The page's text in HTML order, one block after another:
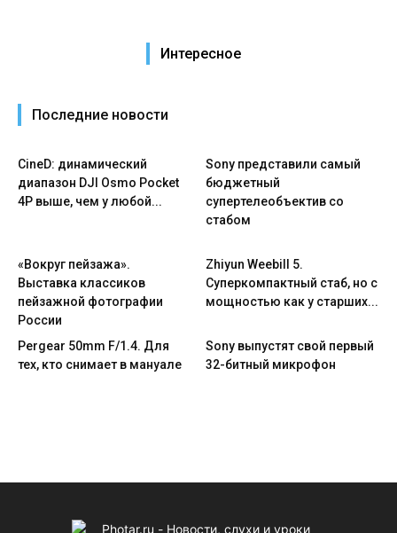
Интересное
Последние новости
CineD: динамический
диапазон DJI Osmo Pocket
4P выше, чем у любой...
Sony представили самый
бюджетный
супертелеобъектив со
стабом
«Вокруг пейзажа».
Выставка классиков
пейзажной фотографии
России
Zhiyun Weebill 5.
Cуперкомпактный стаб, но с
мощностью как у старших...
Pergear 50mm F/1.4. Для
тех, кто снимает в мануале
Sony выпустят свой первый
32-битный микрофон